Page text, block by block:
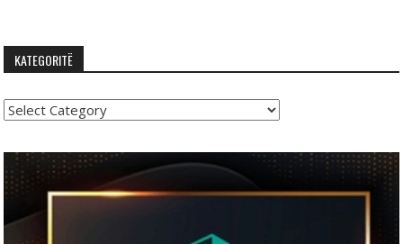
KATEGORITË
Kategoritë